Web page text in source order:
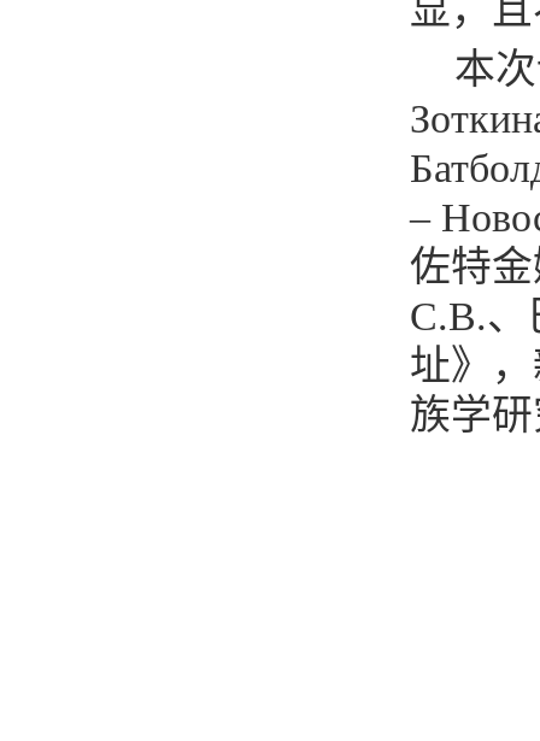
显，
本
–
佐特
С.В.、
址》
族学